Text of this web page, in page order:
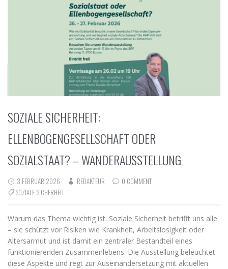
SOZIALE SICHERHEIT:
ELLENBOGENGESELLSCHAFT ODER
SOZIALSTAAT? – WANDERAUSSTELLUNG
3 FEBRUAR 2026 REDAKTEUR
0 COMMENT
SOZIALE SICHERHEIT
Warum das Thema wichtig ist: Soziale Sicherheit betrifft uns alle
– sie schützt vor Risiken wie Krankheit, Arbeitslosigkeit oder
Altersarmut und ist damit ein zentraler Bestandteil eines
funktionierenden Zusammenlebens. Die Ausstellung beleuchtet
diese Aspekte und regt zur Auseinandersetzung mit aktuellen